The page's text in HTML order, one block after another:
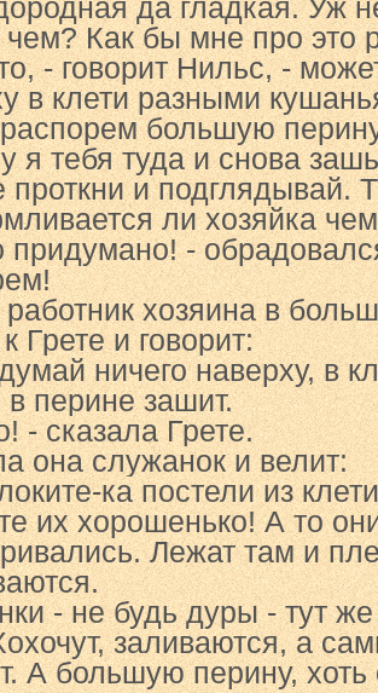
да гладкая. Уж
Как бы мне про это
- говорит Нильс, -
в клети разными
большую
я тебя туда и снова
проткни и подглядывай.
ли хозяйка
придумано! -
хозяина в
Грете и говорит:
ничего наверху, в
в перине зашит.
- сказала Грете.
она служанок и велит:
ка постели из
их хорошенько! А то
Лежат там и
- не будь дуры - тут же
заливаются, а
А большую перину,